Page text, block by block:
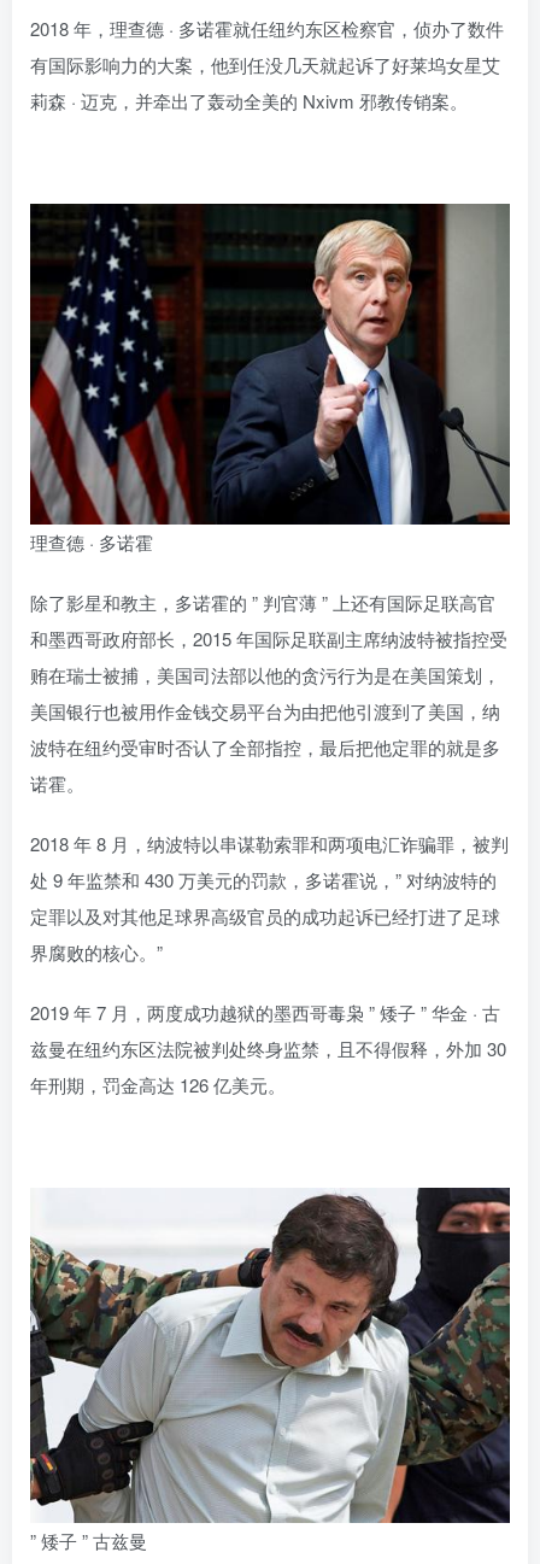
2018 年，理查德 · 多诺霍就任纽约东区检察官，侦办了数件
有国际影响力的大案，他到任没几天就起诉了好莱坞女星艾
莉森 · 迈克，并牵出了轰动全美的 Nxivm 邪教传销案。
理查德 · 多诺霍
除了影星和教主，多诺霍的 ” 判官薄 ” 上还有国际足联高官
和墨西哥政府部长，2015 年国际足联副主席纳波特被指控受
贿在瑞士被捕，美国司法部以他的贪污行为是在美国策划，
美国银行也被用作金钱交易平台为由把他引渡到了美国，纳
波特在纽约受审时否认了全部指控，最后把他定罪的就是多
诺霍。
2018 年 8 月，纳波特以串谋勒索罪和两项电汇诈骗罪，被判
处 9 年监禁和 430 万美元的罚款，多诺霍说，” 对纳波特的
定罪以及对其他足球界高级官员的成功起诉已经打进了足球
界腐败的核心。”
2019 年 7 月，两度成功越狱的墨西哥毒枭 ” 矮子 ” 华金 · 古
兹曼在纽约东区法院被判处终身监禁，且不得假释，外加 30
年刑期，罚金高达 126 亿美元。
” 矮子 ” 古兹曼